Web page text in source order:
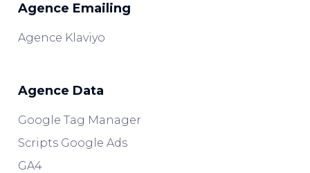
Agence Emailing
Agence Klaviyo
Agence Data
Google Tag Manager
Scripts Google Ads
GA4